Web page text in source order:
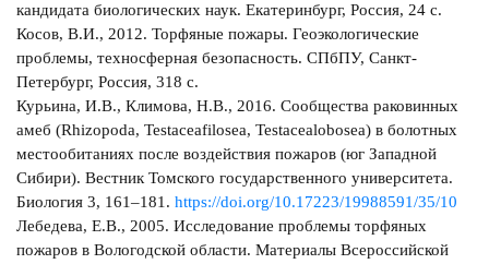
кандидата биологических наук. Екатеринбург, Россия, 24 с.
Косов, В.И., 2012. Торфяные пожары. Геоэкологические
проблемы, техносферная безопасность. СПбПУ, Санкт-
Петербург, Россия, 318 с.
Курьина, И.В., Климова, Н.В., 2016. Сообщества раковинных
амеб (Rhizopoda, Testaceafilosea, Testacealobosea) в болотных
местообитаниях после воздействия пожаров (юг Западной
Сибири). Вестник Томского государственного университета.
Биология 3, 161–181. https://doi.org/10.17223/19988591/35/10
Лебедева, Е.В., 2005. Исследование проблемы торфяных
пожаров в Вологодской области. Материалы Всероссийской